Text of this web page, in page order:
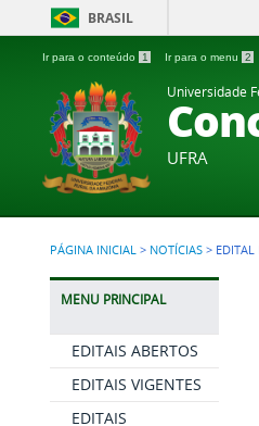
BRASIL
Ir para o conteúdo 1 Ir para o menu 2
Universidade
UFRA
PÁGINA INICIAL > NOTÍCIAS > EDITAL
MENU PRINCIPAL
EDITAIS ABERTOS
EDITAIS VIGENTES
EDITAIS